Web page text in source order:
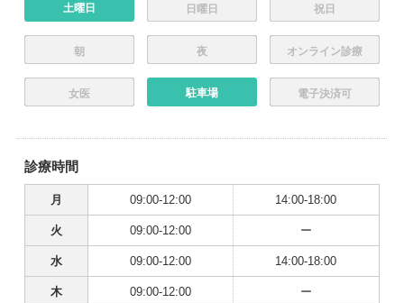
土曜日 日曜日 祝日
朝 夜 オンライン診療
女医 駐車場 電子決済可
診療時間
月 09:00-12:00 14:00-18:00
火 09:00-12:00 ー
水 09:00-12:00 14:00-18:00
木 09:00-12:00 ー